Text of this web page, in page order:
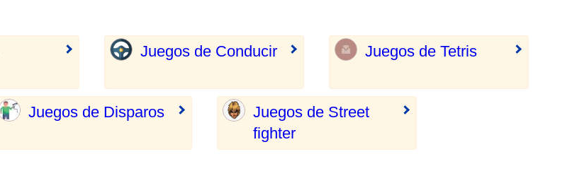
Juegos de Conducir Juegos de Tetris
Juegos de Disparos
Juegos de Street
fighter